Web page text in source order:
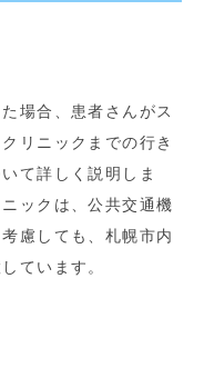
場合、患者さんがス
リニックまでの行き
て詳しく説明しま
ックは、公共交通機
慮しても、札幌市内
ています。